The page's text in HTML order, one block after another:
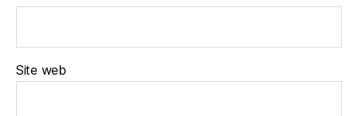
Site web